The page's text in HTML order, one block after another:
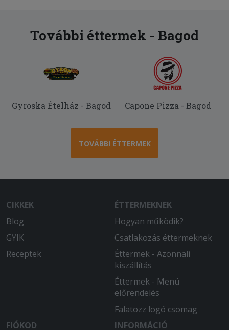
További éttermek - Bagod
Gyroska Ételház - Bagod Capone Pizza - Bagod
TOVÁBBI ÉTTERMEK
CIKKEK
Blog
GYIK
Receptek
ÉTTERMEKNEK
Hogyan működik?
Csatlakozás éttermeknek
Éttermek - Azonnali
kiszállítás
Éttermek - Menü
előrendelés
Falatozz logó csomag
FIÓKOD
INFORMÁCIÓ